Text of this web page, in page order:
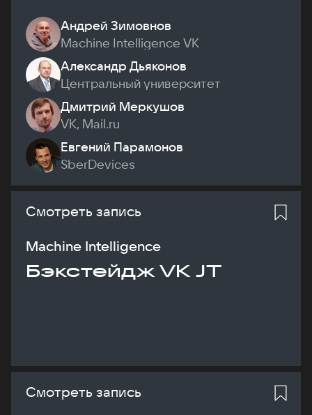
Андрей Зимовнов
Machine Intelligence VK
Александр Дьяконов
Центральный университет
Дмитрий Меркушов
VK, Mail.ru
Евгений Парамонов
SberDevices
Смотреть запись
Machine Intelligence
Бэкстейдж VK JT
Смотреть запись